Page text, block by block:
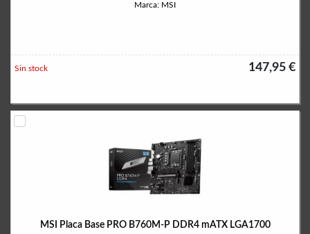
Marca: MSI
147,95 €
Sin stock
MSI Placa Base PRO B760M-P DDR4 mATX LGA1700